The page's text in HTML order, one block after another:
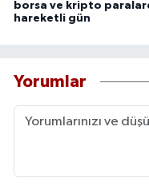
borsa ve kripto
hareketli gün
Yorumlar